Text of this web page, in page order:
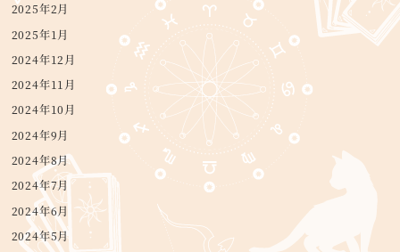
2025年2月
2025年1月
2024年12月
2024年11月
2024年10月
2024年9月
2024年8月
2024年7月
2024年6月
2024年5月